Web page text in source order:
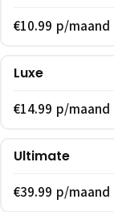
€10.99 p/maand
Luxe
€14.99 p/maand
Ultimate
€39.99 p/maand